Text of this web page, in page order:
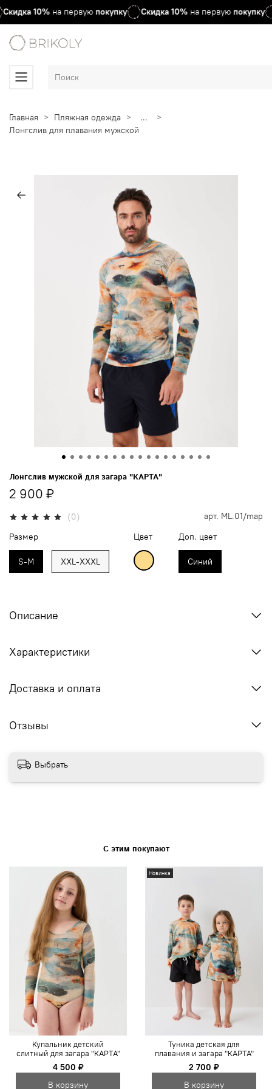
Скидка10%на первуюпокупку Скидка10%на первую покупку
Главная Пляжная одежда
...
Лонгслив для плавания мужской
(0) арт. ML.01/map
Лонгслив мужской для загара "КАРТА"
2 900 ₽
Размер
S-M XXL-XXXL
Цвет Доп. цвет
Синий
Описание
Характеристики
Доставка и оплата
Отзывы
Выбрать
С этим покупают
Купальник детский
слитный для загара "КАРТА"
4 500 ₽
В корзину
Новинка
Туника детская для
плавания и загара "КАРТА"
2 700 ₽
В корзину